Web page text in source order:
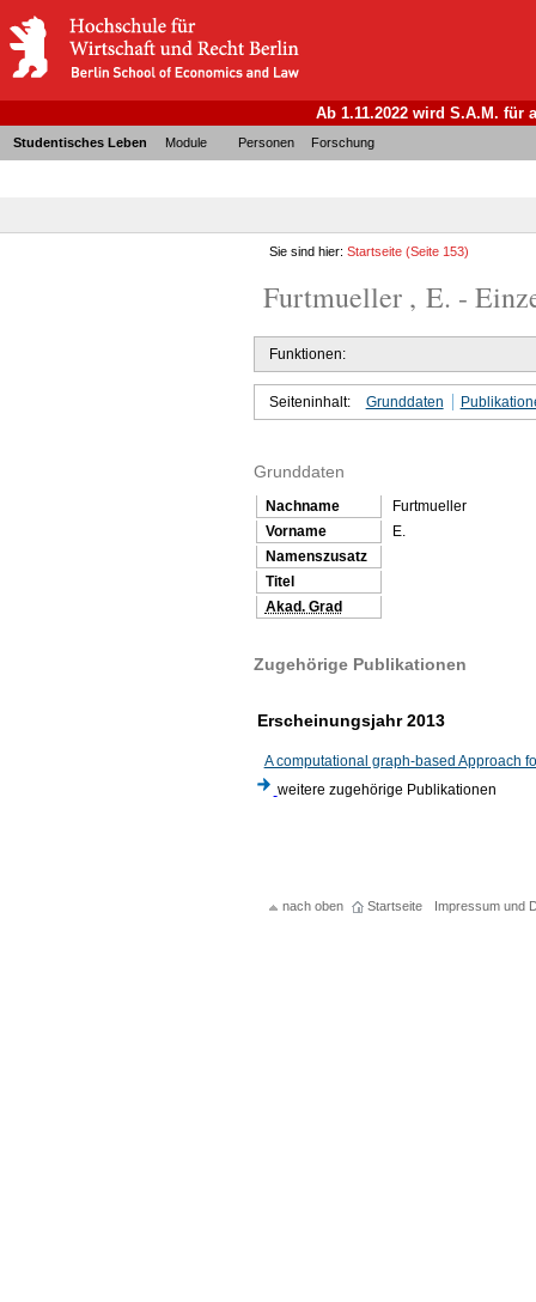
Ab 1.11.2022 wird S.A.M.
Studentisches Leben Module Personen Forschung
Sie sind hier:Startseite (Seite 153)
Furtmueller , E. -
Funktionen:
Seiteninhalt: Grunddaten
Grunddaten
Nachname
Furtmueller
Vorname
E.
Namenszusatz
Titel
Akad. Grad
Zugehörige Publikationen
Erscheinungsjahr 2013
A computational graph-based Approach
weitere zugehörige Publikationen
nach oben Startseite Impressum und